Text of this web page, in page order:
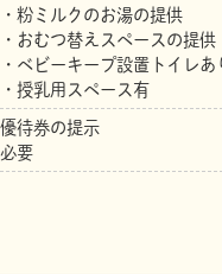
・粉ミルクのお湯の提供
・おむつ替えスペースの提供
・ベビーキープ設置トイレあ
・授乳用スペース有
優待券の提示
必要